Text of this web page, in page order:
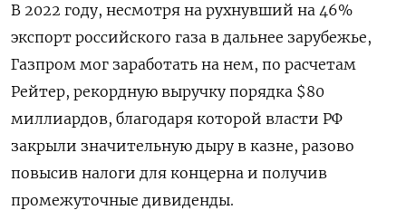
В 2022 году, несмотря на рухнувший на 46%
экспорт российского газа в дальнее зарубежье,
Газпром мог заработать на нем, по расчетам
Рейтер, рекордную выручку порядка $80
миллиардов, благодаря которой власти РФ
закрыли значительную дыру в казне, разово
повысив налоги для концерна и получив
промежуточные дивиденды.